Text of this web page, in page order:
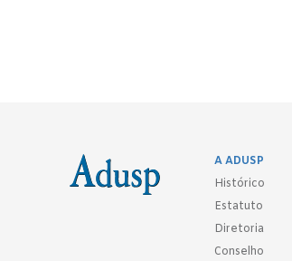
A ADUSP
Histórico
Estatuto
Diretoria
Conselho